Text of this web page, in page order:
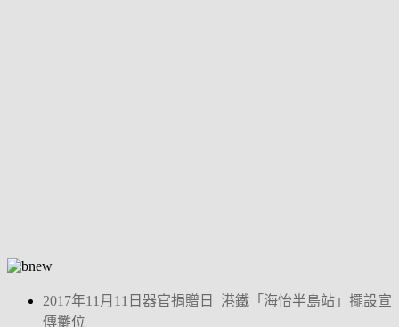
2017年11月11日器官捐贈日_港鐵「海怡半島站」擺設宣
傳攤位